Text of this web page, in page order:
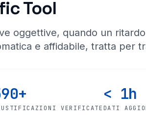
Tool
oggettive, quando un
e affidabile, tratta per
VERIFICATE
< 1h
DATI